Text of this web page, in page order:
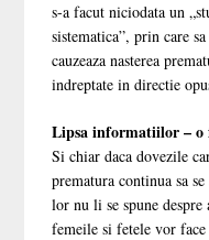
s-a facut niciodata un
sistematica”, prin care
cauzeaza nasterea
indreptate in directie
Lipsa informatiilor – o
Si chiar daca dovezile
prematura continua sa
lor nu li se spune despre
femeile si fetele vor